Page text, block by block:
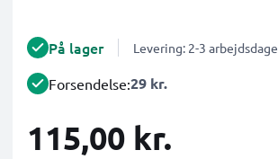
På lager Levering: 2-3 arbejdsdage
Forsendelse:29 kr.
115,00 kr.